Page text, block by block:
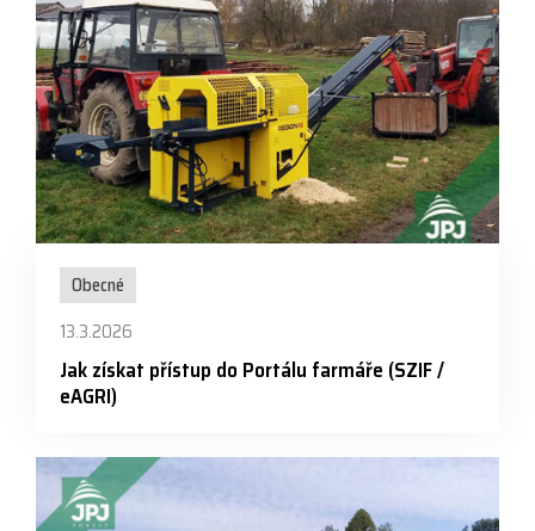
Obecné
13.3.2026
Jak získat přístup do Portálu farmáře (SZIF /
eAGRI)